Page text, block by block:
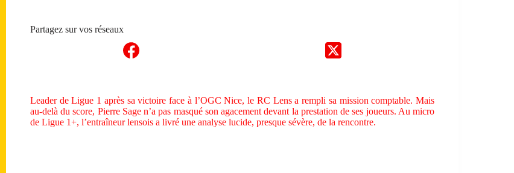
Partagez sur vos réseaux
Leader de Ligue 1 après sa victoire face à l’OGC Nice, le RC Lens a rempli sa mission comptable. Mais
au-delà du score, Pierre Sage n’a pas masqué son agacement devant la prestation de ses joueurs. Au micro
de Ligue 1+, l’entraîneur lensois a livré une analyse lucide, presque sévère, de la rencontre.